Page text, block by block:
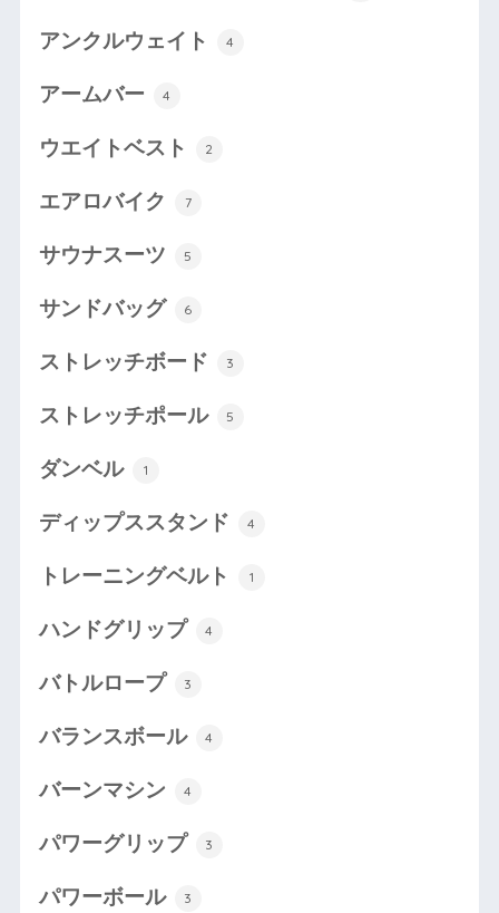
アンクルウェイト 4
アームバー 4
ウエイトベスト 2
エアロバイク 7
サウナスーツ 5
サンドバッグ 6
ストレッチボード 3
ストレッチポール 5
ダンベル 1
ディップススタンド 4
トレーニングベルト 1
ハンドグリップ 4
バトルロープ 3
バランスボール 4
バーンマシン 4
パワーグリップ 3
パワーボール 3